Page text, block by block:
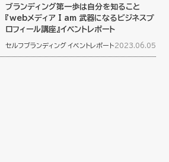
ブランディング第一歩は自分を知ること
『webメディア I am 武器になるビジネスプ
ロフィール講座』イベントレポート
セルフブランディング イベントレポート 2023.06.05